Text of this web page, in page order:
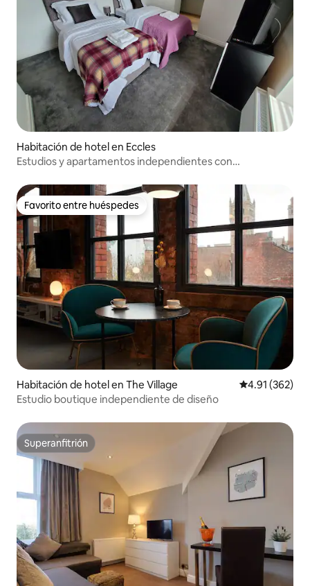
Habitación de hotel en Eccles
Estudios y apartamentos independientes con
Favorito entre huéspedes
Favorito entre huéspedes
Habitación de hotel en The Village Calificación
4.91 (362)
Estudio boutique independiente de diseño
Superanfitrión
Superanfitrión